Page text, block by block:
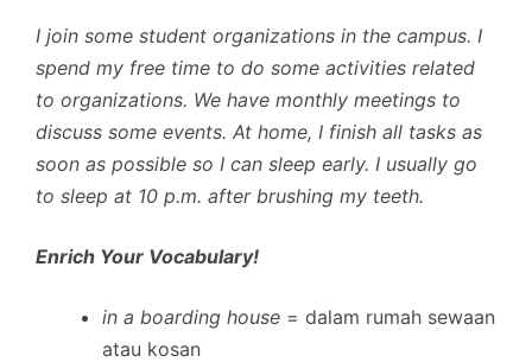
I join some student organizations in the campus. I
spend my free time to do some activities related
to organizations. We have monthly meetings to
discuss some events. At home, I finish all tasks as
soon as possible so I can sleep early. I usually go
to sleep at 10 p.m. after brushing my teeth.
Enrich Your Vocabulary!
in a boarding house = dalam rumah sewaan
atau kosan